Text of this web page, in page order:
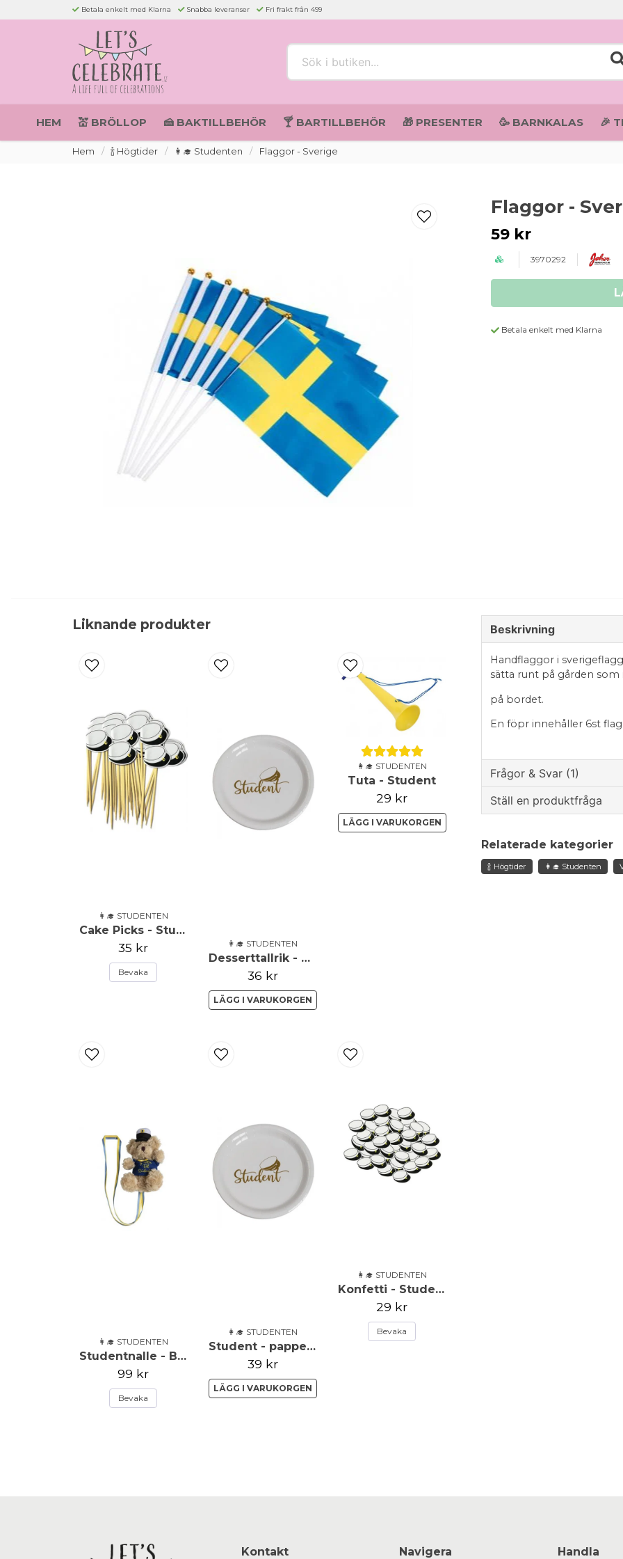
Betala enkelt med Klarna Snabba leveranser Fri frakt från 499
HEM 💒 BRÖLLOP 🍰 BAKTILLBEHÖR 🍸 BARTILLBEHÖR 🎁 PRESENTER 🥳 BARNKALAS 🎉
Hem 🍾 Högtider 👩‍🎓 Studenten Flaggor - Sverige
Flaggor -
59 kr
3970292
Betala enkelt med Klarna
Liknande produkter
👩‍🎓 STUDENTEN
Cake Picks - Studentmössa
35 kr
Bevaka
👩‍🎓 STUDENTEN
Desserttallrik - Student
36 kr
LÄGG I VARUKORGEN
👩‍🎓 STUDENTEN
Tuta - Student
29 kr
LÄGG I VARUKORGEN
👩‍🎓 STUDENTEN
Studentnalle - Beige med tröja
99 kr
Bevaka
👩‍🎓 STUDENTEN
Student - papperstallrik - 8 pack
39 kr
LÄGG I VARUKORGEN
👩‍🎓 STUDENTEN
Konfetti - Student
29 kr
Bevaka
Beskrivning
Handflaggor i
sätta runt på gården som
på bordet.
En föpr innehåller 6st
Frågor & Svar (1)
Butiken svarade
Hej.
Ställ en produktfråga
Fråga oss något om
Relaterade kategorier
🍾 Högtider 👩‍🎓 Studenten
Kontakt Navigera Handla